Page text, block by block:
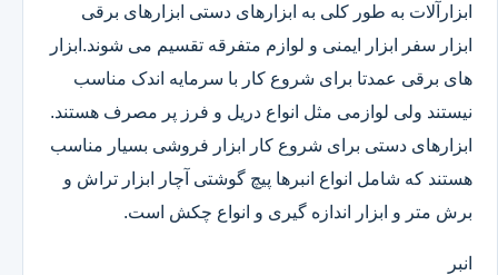
ابزارآلات به طور کلی به ابزارهای دستی ابزارهای برقی
ابزار سفر ابزار ایمنی و لوازم متفرقه تقسیم می شوند.ابزار
های برقی عمدتا برای شروع کار با سرمایه اندک مناسب
نیستند ولی لوازمی مثل انواع دریل و فرز پر مصرف هستند.
ابزارهای دستی برای شروع کار ابزار فروشی بسیار مناسب
هستند که شامل انواع انبرها پیچ گوشتی آچار ابزار تراش و
برش متر و ابزار اندازه گیری و انواع چکش است.
انبر